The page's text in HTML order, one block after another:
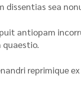
dissentias sea
antiopam
reprimique